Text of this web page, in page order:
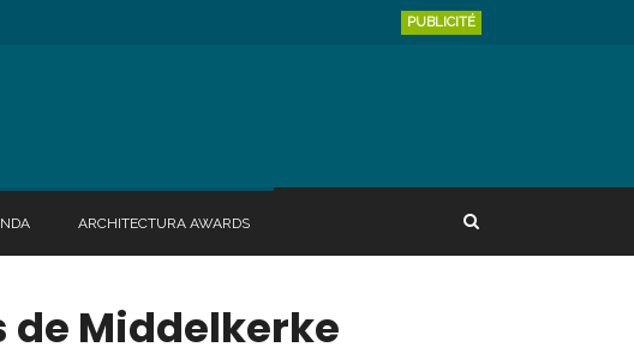
PUBLICITÉ
ARCHITECTURA AWARDS
de Middelkerke